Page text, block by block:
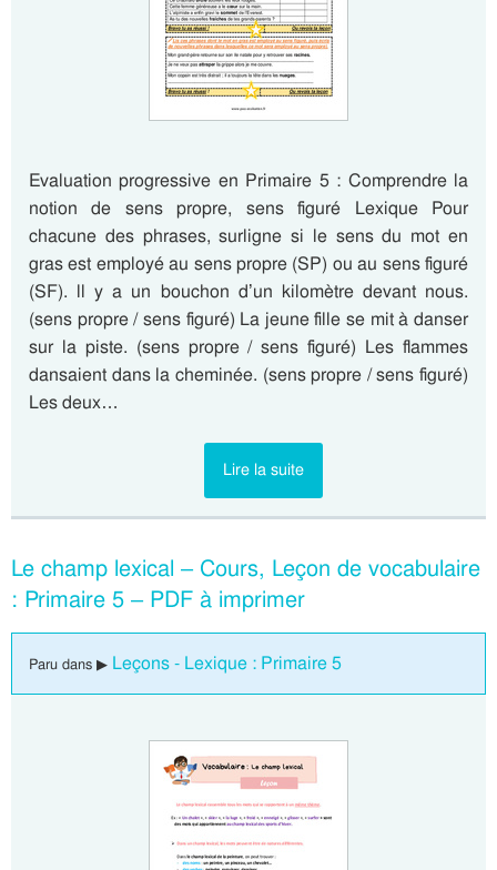
Evaluation progressive en Primaire 5 : Comprendre la
notion de sens propre, sens figuré Lexique Pour
chacune des phrases, surligne si le sens du mot en
gras est employé au sens propre (SP) ou au sens figuré
(SF). ll y a un bouchon d’un kilomètre devant nous.
(sens propre / sens figuré) La jeune fille se mit à danser
sur la piste. (sens propre / sens figuré) Les flammes
dansaient dans la cheminée. (sens propre / sens figuré)
Les deux…
Lire la suite
Le champ lexical – Cours, Leçon de vocabulaire
: Primaire 5 – PDF à imprimer
Paru dans ▶ Leçons - Lexique : Primaire 5